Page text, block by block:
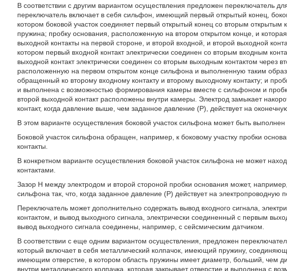
В соответствии с другим вариантом осуществления предложен переключатель
переключатель включает в себя сильфон, имеющий первый открытый конец,
котором боковой участок соединяет первый открытый конец со вторым открытым
пружина; пробку основания, расположенную на втором открытом конце, и
выходной контакты на первой стороне, и второй входной, и второй выходной
котором первый входной контакт электрически соединен со вторым входным
выходной контакт электрически соединен со вторым выходным контактом через
расположенную на первом открытом конце сильфона и выполненную таким
обращенный ко второму входному контакту и второму выходному контакту; и
и выполнена с возможностью формирования камеры вместе с сильфоном и
второй выходной контакт расположены внутри камеры. Электрод замыкает
контакт, когда давление выше, чем заданное давление (Р), действует на
В этом варианте осуществления боковой участок сильфона может быть
Боковой участок сильфона обращен, например, к боковому участку пробки
контакты.
В конкретном варианте осуществления боковой участок сильфона не может
контактами.
Зазор Н между электродом и второй стороной пробки основания может,
сильфона так, что, когда заданное давление (Р) действует на электропроводную
Переключатель может дополнительно содержать вывод входного сигнала,
контактом, и вывод выходного сигнала, электрически соединенный с первым
вывод выходного сигнала соединены, например, с сейсмическим датчиком.
В соответствии с еще одним вариантом осуществления, предложен
который включает в себя металлический колпачок, имеющий пружину,
имеющим отверстие, в котором область пружины имеет диаметр, больший, чем
внутри металлического колпачка, которая закрывает отверстие и выполнена с